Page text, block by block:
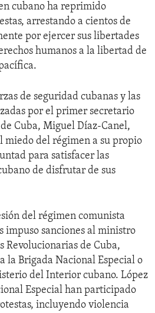
cubano ha reprimido
arrestando a cientos de
por ejercer sus libertades
humanos a la libertad de
de seguridad cubanas y las
por el primer secretario
Cuba, Miguel Díaz-Canel,
miedo del régimen a su propio
para satisfacer las
de disfrutar de sus
del régimen comunista
impuso sanciones al ministro
Revolucionarias de Cuba,
la Brigada Nacional Especial o
del Interior cubano. López
Especial han participado
incluyendo violencia